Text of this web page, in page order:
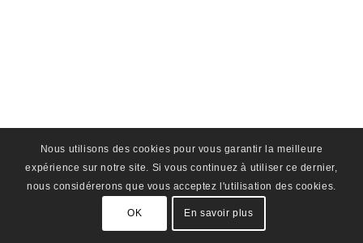
Nous utilisons des cookies pour vous garantir la meilleure
expérience sur notre site. Si vous continuez à utiliser ce dernier,
nous considérerons que vous acceptez l'utilisation des cookies.
OK En savoir plus